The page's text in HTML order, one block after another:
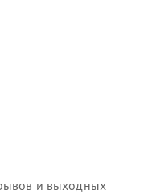
и выходных